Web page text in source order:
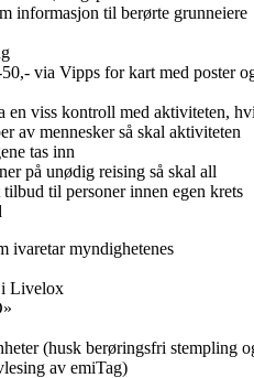
informasjon til berørte grunneiere
via Vipps for kart med poster
en viss kontroll med aktiviteten,
av mennesker så skal aktiviteten
tas inn
på unødig reising så skal all
til personer innen egen krets
ivaretar myndighetenes
i Livelox
(husk berøringsfri stempling
av emiTag)